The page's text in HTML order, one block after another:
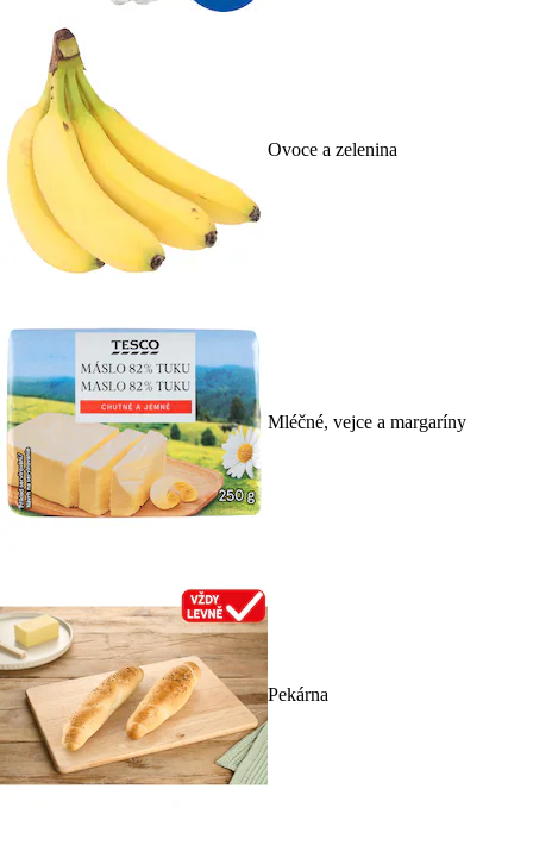
Ovoce a zelenina
Mléčné, vejce a margaríny
Pekárna